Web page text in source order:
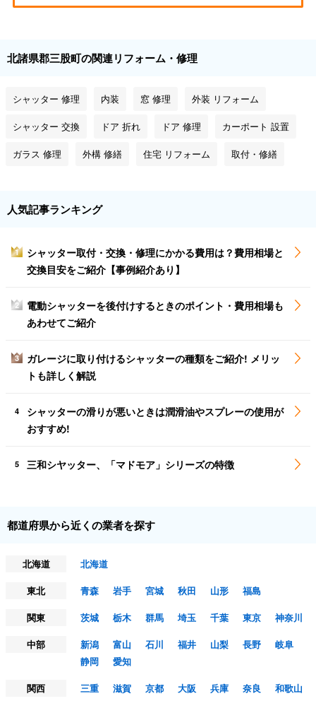
北諸県郡三股町の関連リフォーム・修理
シャッター 修理 内装 窓 修理 外装 リフォーム
シャッター 交換 ドア 折れ ドア 修理 カーポート 設置
ガラス 修理 外構 修繕 住宅 リフォーム 取付・修繕
人気記事ランキング
1
シャッター取付・交換・修理にかかる費用は？費用相場と
交換目安をご紹介【事例紹介あり】
2
電動シャッターを後付けするときのポイント・費用相場も
あわせてご紹介
3
ガレージに取り付けるシャッターの種類をご紹介! メリッ
トも詳しく解説
4
シャッターの滑りが悪いときは潤滑油やスプレーの使用が
おすすめ!
5 三和シヤッター、「マドモア」シリーズの特徴
都道府県から近くの業者を探す
北海道
北海道
東北
青森 岩手 宮城 秋田 山形
福島
関東
茨城 栃木 群馬 埼玉 千葉 東京
神奈川
中部
新潟 富山 石川 福井 山梨 長野
岐阜
静岡
愛知
関西
三重 滋賀 京都 大阪 兵庫 奈良
和歌山